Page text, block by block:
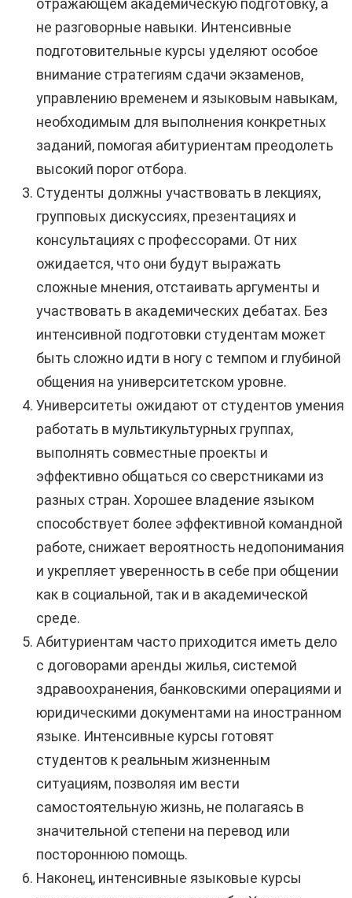
отражающем академическую подготовку, а
не разговорные навыки. Интенсивные
подготовительные курсы уделяют особое
внимание стратегиям сдачи экзаменов,
управлению временем и языковым навыкам,
необходимым для выполнения конкретных
заданий, помогая абитуриентам преодолеть
высокий порог отбора.
Студенты должны участвовать в лекциях,
групповых дискуссиях, презентациях и
консультациях с профессорами. От них
ожидается, что они будут выражать
сложные мнения, отстаивать аргументы и
участвовать в академических дебатах. Без
интенсивной подготовки студентам может
быть сложно идти в ногу с темпом и глубиной
общения на университетском уровне.
Университеты ожидают от студентов умения
работать в мультикультурных группах,
выполнять совместные проекты и
эффективно общаться со сверстниками из
разных стран. Хорошее владение языком
способствует более эффективной командной
работе, снижает вероятность недопонимания
и укрепляет уверенность в себе при общении
как в социальной, так и в академической
среде.
Абитуриентам часто приходится иметь дело
с договорами аренды жилья, системой
здравоохранения, банковскими операциями и
юридическими документами на иностранном
языке. Интенсивные курсы готовят
студентов к реальным жизненным
ситуациям, позволяя им вести
самостоятельную жизнь, не полагаясь в
значительной степени на перевод или
постороннюю помощь.
Наконец, интенсивные языковые курсы